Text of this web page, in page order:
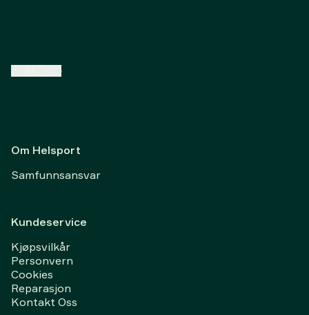
Om Helsport
Samfunnsansvar
Kundeservice
Kjøpsvilkår
Personvern
Cookies
Reparasjon
Kontakt Oss